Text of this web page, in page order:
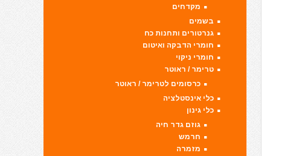
מקדחים
בשמים
גנרטורים ותחנות כח
חומרי הדבקה ואיטום
חומרי ניקוי
טרימר / ראוטר
כרסומים לטרימר / ראוטר
כלי אינסטלציה
כלי גינון
גוזם גדר חיה
חרמש
מזמרה